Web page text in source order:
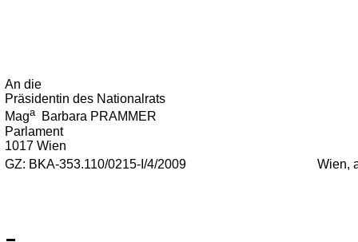
An die
Präsidentin des Nationalrats
Maga Barbara PRAMMER
Parlament
1017 Wien
GZ: BKA-353.110/0215-I/4/2009
Wien,